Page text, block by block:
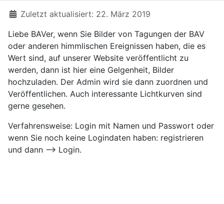
DetailsZuletzt aktualisiert: 22. März 2019
Liebe BAVer, wenn Sie Bilder von Tagungen der BAV
oder anderen himmlischen Ereignissen haben, die es
Wert sind, auf unserer Website veröffentlicht zu
werden, dann ist hier eine Gelgenheit, Bilder
hochzuladen. Der Admin wird sie dann zuordnen und
Veröffentlichen. Auch interessante Lichtkurven sind
gerne gesehen.
Verfahrensweise: Login mit Namen und Passwort oder
wenn Sie noch keine Logindaten haben: registrieren
und dann --> Login.